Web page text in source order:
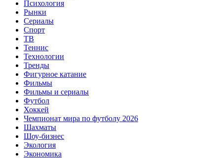
Психология
Рынки
Сериалы
Спорт
ТВ
Теннис
Технологии
Тренды
Фигурное катание
Фильмы
Фильмы и сериалы
Футбол
Хоккей
Чемпионат мира по футболу 2026
Шахматы
Шоу-бизнес
Экология
Экономика